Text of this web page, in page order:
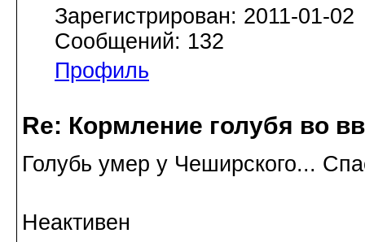
Зарегистрирован: 2011-01-02
Сообщений: 132
Профиль
Re: Кормление голубя во
Голубь умер у Чеширского...
Неактивен